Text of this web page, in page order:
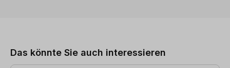
Das könnte Sie auch interessieren